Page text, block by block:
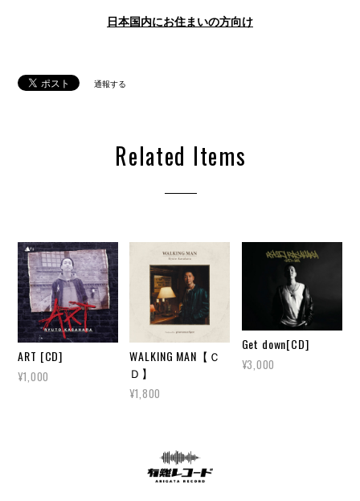
日本国内にお住まいの方向け
通報する
Related Items
ART [CD]
¥1,000
WALKING MAN【Ｃ
Ｄ】
¥1,800
Get down[CD]
¥3,000